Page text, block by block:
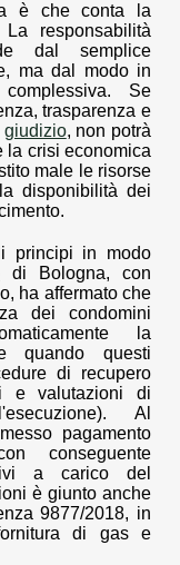
è che conta la
responsabilità
dal semplice
ma dal modo in
Se
trasparenza e
giudizio, non potrà
la crisi economica
male le risorse
disponibilità dei
principi in modo
di Bologna, con
ha affermato che
dei condomini
la
quando questi
di recupero
e valutazioni di
Al
pagamento
conseguente
a carico del
è giunto anche
9877/2018, in
di gas e